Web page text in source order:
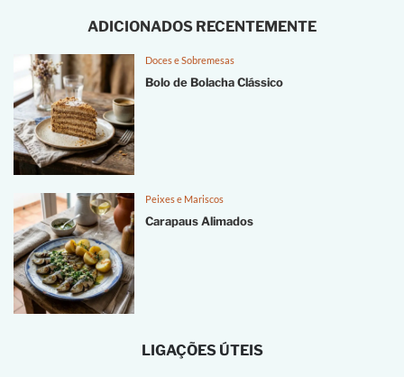
ADICIONADOS RECENTEMENTE
Doces e Sobremesas
Bolo de Bolacha Clássico
Peixes e Mariscos
Carapaus Alimados
LIGAÇÕES ÚTEIS